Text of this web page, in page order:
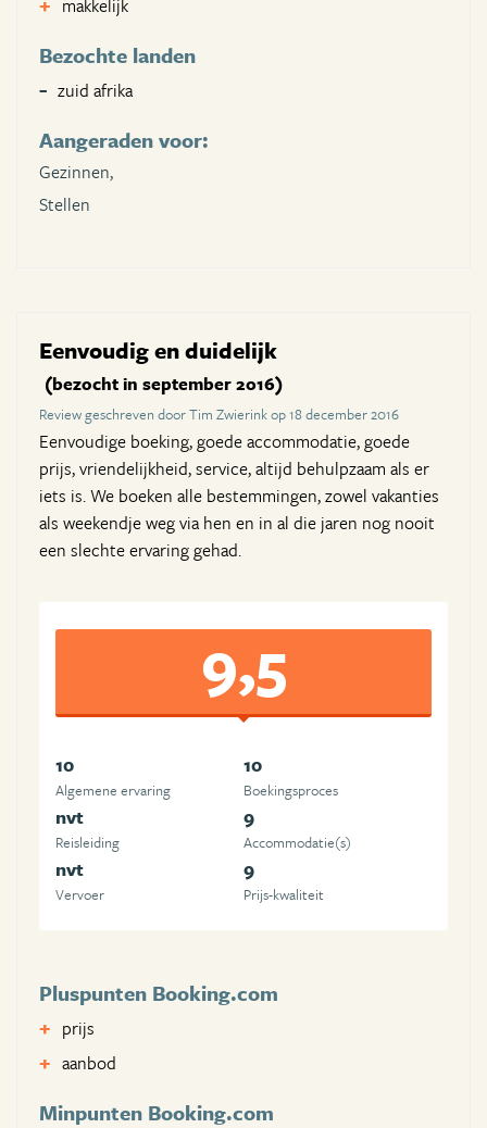
makkelijk
Bezochte landen
zuid afrika
Aangeraden voor:
Gezinnen,
Stellen
Eenvoudig en duidelijk
(bezocht in september 2016)
Review geschreven door Tim Zwierink op 18 december 2016
Eenvoudige boeking, goede accommodatie, goede
prijs, vriendelijkheid, service, altijd behulpzaam als er
iets is. We boeken alle bestemmingen, zowel vakanties
als weekendje weg via hen en in al die jaren nog nooit
een slechte ervaring gehad.
9,5
10
Algemene ervaring
10
Boekingsproces
nvt
Reisleiding
9
Accommodatie(s)
nvt
Vervoer
9
Prijs-kwaliteit
Pluspunten Booking.com
prijs
aanbod
Minpunten Booking.com